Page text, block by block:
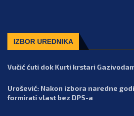
IZBOR UREDNIKA
Vučić ćuti dok Kurti krstari
Urošević: Nakon izbora naredne
formirati vlast bez DPS-a